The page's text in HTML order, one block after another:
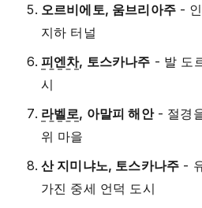
오르비에토, 움브리아주- 인
지하 터널
피엔차, 토스카나주 - 발 도
시
라벨로, 아말피 해안- 절경
위 마을
산 지미냐노, 토스카나주 -
가진 중세 언덕 도시